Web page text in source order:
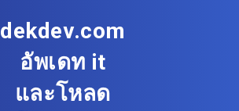
dekdev.com
อัพเดท it
และโหลด